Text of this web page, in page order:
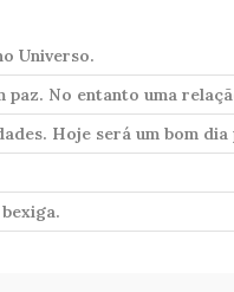
Universo.
paz. No entanto uma
Hoje será um bom